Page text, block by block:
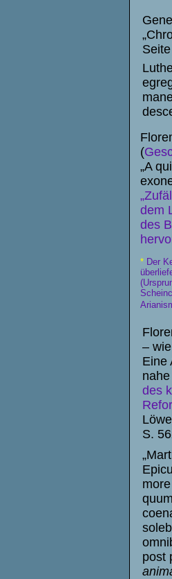
(
„A
dem
des
* Der
–
Eine
des
S.
post